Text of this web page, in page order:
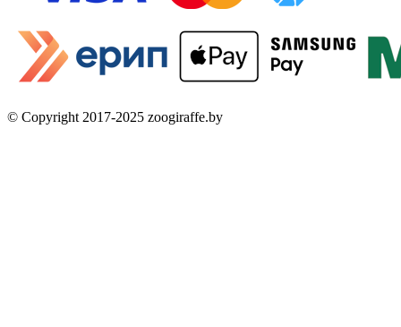
© Copyright 2017-2025 zoogiraffe.by